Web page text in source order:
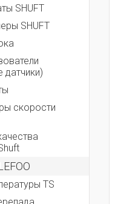
SHUFT
SHUFT
датчики)
скорости
TS